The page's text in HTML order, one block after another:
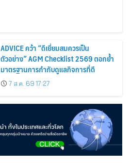
ADVICE คว้า “ดีเยี่ยมสมควรเป็น
ตัวอย่าง” AGM Checklist 2569 ตอกย้ำ
มาตรฐานการกำกับดูแลกิจการที่ดี
7 ส.ค. 69 17:27